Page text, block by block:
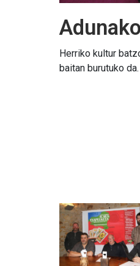
Herriko kultur
baitan burutuko da.